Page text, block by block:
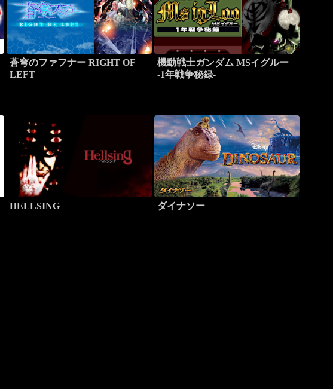
蒼穹のファフナー RIGHT OF
LEFT
機動戦士ガンダム MSイグルー
-1年戦争秘録-
HELLSING ダイナソー